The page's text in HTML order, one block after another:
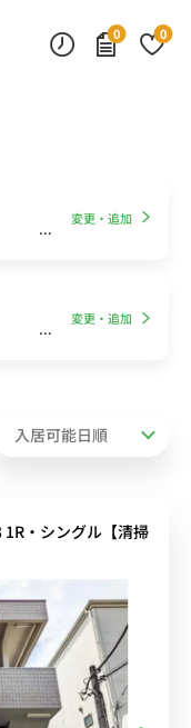
0
0
変更・追加
変更・追加
・シングル【清掃